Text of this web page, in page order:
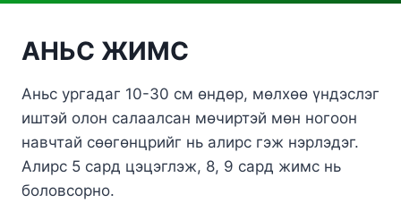
АНЬС ЖИМС
Аньс ургадаг 10-30 см өндөр, мөлхөө үндэслэг
иштэй олон салаалсан мөчиртэй мөн ногоон
навчтай сөөгөнцрийг нь алирс гэж нэрлэдэг.
Алирс 5 сард цэцэглэж, 8, 9 сард жимс нь
боловсорно.